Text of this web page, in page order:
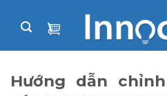
Hướng dẫn